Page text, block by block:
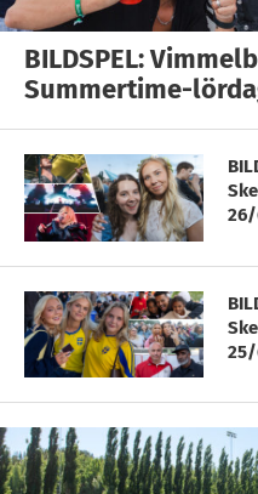
BILDSPEL:
Summertime-
26/
25/